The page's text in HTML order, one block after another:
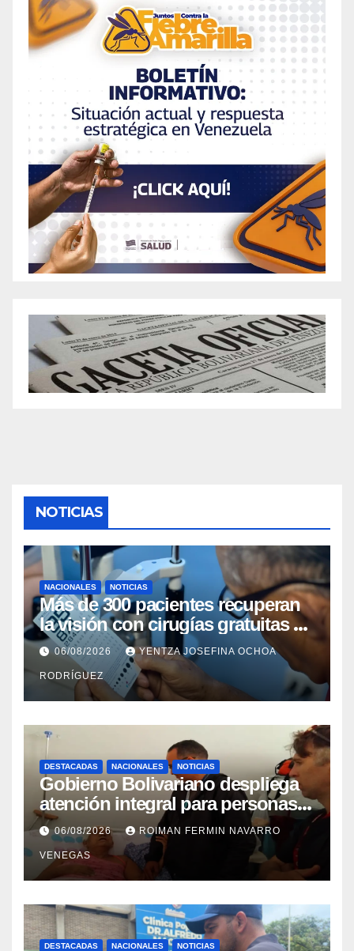
NOTICIAS
NACIONALES NOTICIAS
Más de 300 pacientes recuperan
la visión con cirugías gratuitas de
cataratas en Zulia
06/08/2026 YENTZA JOSEFINA OCHOA
RODRÍGUEZ
DESTACADAS NACIONALES NOTICIAS
Gobierno Bolivariano despliega
atención integral para personas
con discapacidad en
campamentos de La Guaira
06/08/2026 ROIMAN FERMIN NAVARRO
VENEGAS
DESTACADAS NACIONALES NOTICIAS